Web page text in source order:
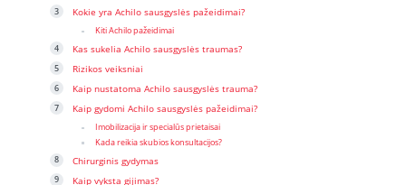
Kokie yra Achilo sausgyslės pažeidimai?
Kiti Achilo pažeidimai
Kas sukelia Achilo sausgyslės traumas?
Rizikos veiksniai
Kaip nustatoma Achilo sausgyslės trauma?
Kaip gydomi Achilo sausgyslės pažeidimai?
Imobilizacija ir specialūs prietaisai
Kada reikia skubios konsultacijos?
Chirurginis gydymas
Kaip vyksta gijimas?